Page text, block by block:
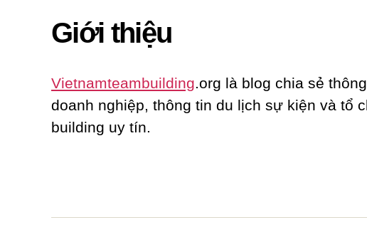
Giới thiệu
Vietnamteambuilding .org là blog chia sẻ
doanh nghiệp, thông tin du lịch sự kiện và tổ
building uy tín.